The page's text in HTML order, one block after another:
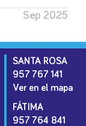
Sep 2025
SANTA ROSA
957 767 141
Ver en el mapa
FÁTIMA
957 764 841